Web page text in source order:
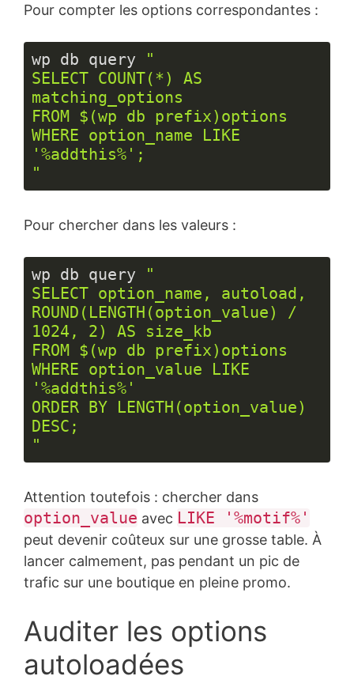
Pour compter les options correspondantes :
wp db query
"
SELECT COUNT(*) AS
matching_options
FROM $(wp db prefix)options
WHERE option_name LIKE
'%addthis%';
"
code :
(php)
Pour chercher dans les valeurs :
wp db query
"
SELECT option_name, autoload,
ROUND(LENGTH(option_value) /
1024, 2) AS size_kb
FROM $(wp db prefix)options
WHERE option_value LIKE
'%addthis%'
ORDER BY LENGTH(option_value)
DESC;
"
code :
PHP
(php)
Attention toutefois : chercher dans
option_value avec LIKE '%motif%'
peut devenir coûteux sur une grosse table. À
lancer calmement, pas pendant un pic de
trafic sur une boutique en pleine promo.
Auditer les options
autoloadées